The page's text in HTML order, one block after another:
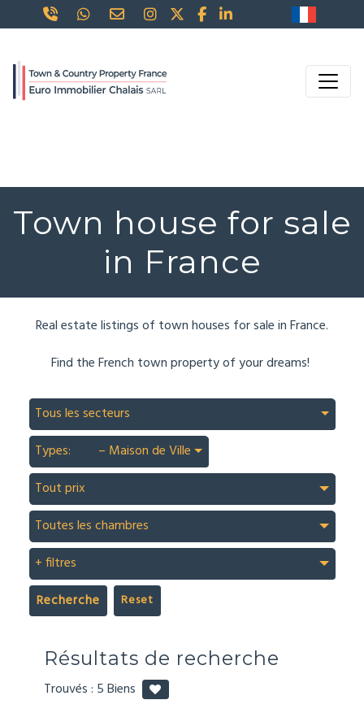
Town house for sale
in France
Real estate listings of town houses for sale in France.
Find the French town property of your dreams!
Tous les secteurs
Types:
– Maison de Ville
Tout prix
Toutes les chambres
+ filtres
Recherche
Résultats de recherche
Trouvés : 5Biens